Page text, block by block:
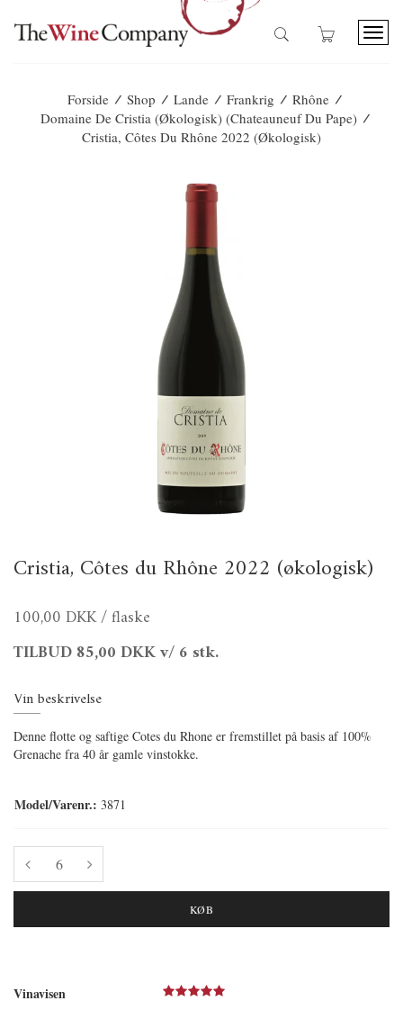
T
Forside / Shop / Lande / Frankrig / Rhône /
Domaine De Cristia (Økologisk) (Chateauneuf Du Pape) /
Cristia, Côtes Du Rhône 2022 (økologisk)
Cristia, Côtes du Rhône 2022 (økologisk)
100,00 DKK/ flaske
TILBUD85,00 DKKv/ 6 stk.
Vin beskrivelse
Denne flotte og saftige Cotes du Rhone er fremstillet på basis af 100%
Grenache fra 40 år gamle vinstokke.
Model/Varenr.: 3871
KØB
Vinavisen